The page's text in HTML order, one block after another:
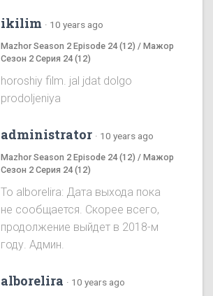
ikilim · 10 years ago
Mazhor Season 2 Episode 24 (12) / Мажор
Сезон 2 Серия 24 (12)
horoshiy film. jal jdat dolgo
prodoljeniya
administrator · 10 years ago
Mazhor Season 2 Episode 24 (12) / Мажор
Сезон 2 Серия 24 (12)
To alborelira: Дата выхода пока
не сообщается. Скорее всего,
продолжение выйдет в 2018-м
году. Админ.
alborelira · 10 years ago